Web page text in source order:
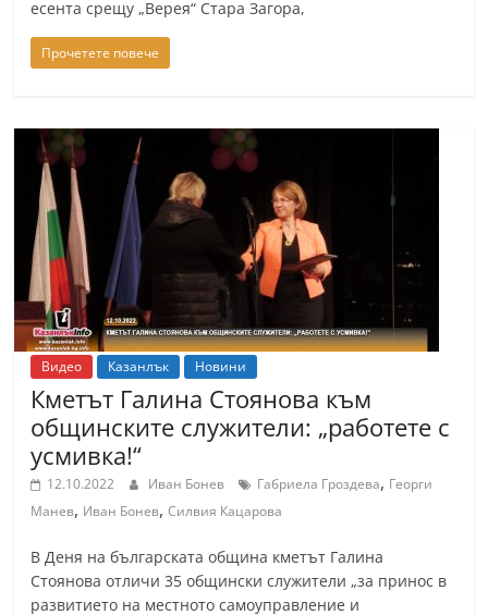
есента срещу „Верея“ Стара Загора,
Прочетете повече
Видео Казанлък Новини
Кметът Галина Стоянова към
общинските служители: „работете с
усмивка!“
12.10.2022 Иван Бонев Габриела Гроздева, Георги
Манев, Иван Бонев,Силвия Кацарова
В Деня на българската община кметът Галина
Стоянова отличи 35 общински служители „за принос в
развитието на местното самоуправление и